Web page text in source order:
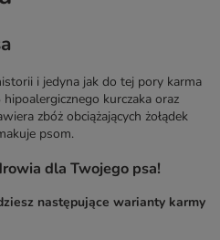
i jedyna jak do tej pory karma
kurczaka oraz
zbóż obciążających żołądek
psom.
dla Twojego psa!
następujące warianty karmy